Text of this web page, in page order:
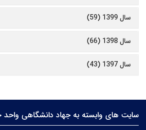
سال 1399 (59)
سال 1398 (66)
سال 1397 (43)
سایت های وابسته به جهاد دانشگاهی واحد